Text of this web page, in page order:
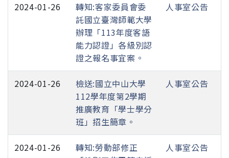
2024-01-26
轉知:客家委員會委
託國立臺灣師範大學
辦理「113年度客語
能力認證」各級別認
證之報名事宜案。
人事室公告
2024-01-26
檢送:國立中山大學
112學年度第2學期
推廣教育「學士學分
班」招生簡章。
人事室公告
2024-01-26
轉知:勞動部修正
人事室公告